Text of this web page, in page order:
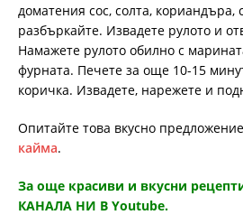
доматения сос, солта, кориандъра,
разбъркайте. Извадете рулото и
Намажете рулото обилно с
фурната. Печете за още 10-15
коричка. Извадете, нарежете и
Опитайте това вкусно
кайма.
За още красиви и вкусни
КАНАЛА НИ В Youtube.